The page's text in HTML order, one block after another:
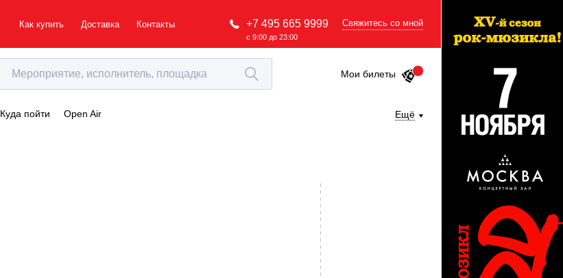
Как купить Доставка Контакты +7 495 665 9999
с 9:00 до 23:00
Свяжитесь со мной
Мои билеты
Куда пойти Open Air Ещё